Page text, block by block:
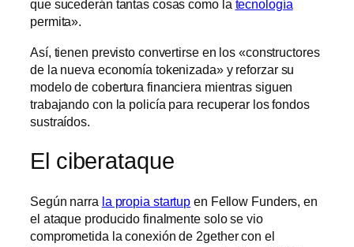
que sucederán tantas cosas como la tecnología
permita».
Así, tienen previsto convertirse en los «constructores
de la nueva economía tokenizada» y reforzar su
modelo de cobertura financiera mientras siguen
trabajando con la policía para recuperar los fondos
sustraídos.
El ciberataque
Según narra la propia startup en Fellow Funders, en
el ataque producido finalmente solo se vio
comprometida la conexión de 2gether con el